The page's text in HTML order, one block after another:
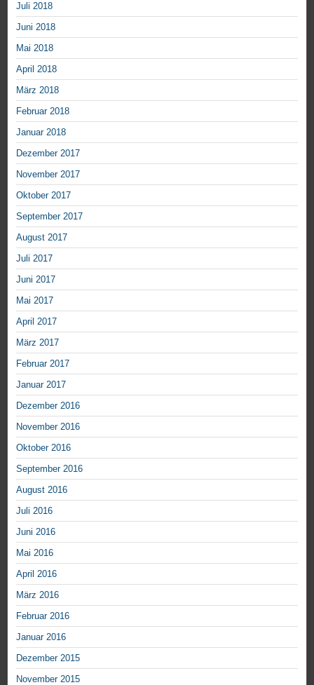
Juli 2018
Juni 2018
Mai 2018
April 2018
März 2018
Februar 2018
Januar 2018
Dezember 2017
November 2017
Oktober 2017
September 2017
August 2017
Juli 2017
Juni 2017
Mai 2017
April 2017
März 2017
Februar 2017
Januar 2017
Dezember 2016
November 2016
Oktober 2016
September 2016
August 2016
Juli 2016
Juni 2016
Mai 2016
April 2016
März 2016
Februar 2016
Januar 2016
Dezember 2015
November 2015